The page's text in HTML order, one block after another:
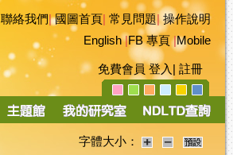
聯絡我們|國圖首頁 常見問題|操作說明
English|FB 專頁|Mobile
免費會員 登入 註冊
字體大小：